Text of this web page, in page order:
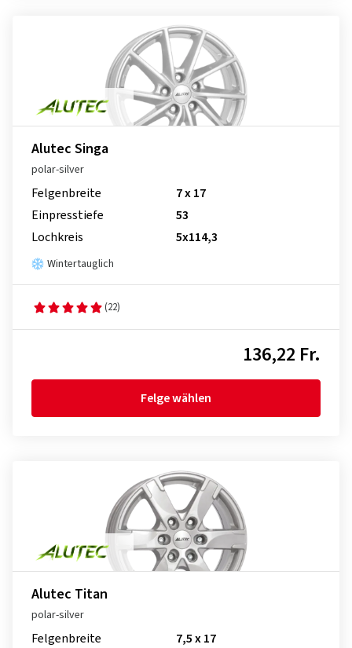
Alutec Singa
polar-silver
Felgenbreite
7 x 17
Einpresstiefe
53
Lochkreis
5x114,3
Wintertauglich
(22)
136,22 Fr.
Felge wählen
Alutec Titan
polar-silver
Felgenbreite
7,5 x 17